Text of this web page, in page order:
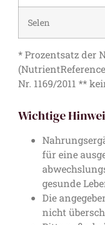
Selen
* Prozentsatz der
Nr. 1169/2011 **
Wichtige
für eine
gesunde
Die
nicht